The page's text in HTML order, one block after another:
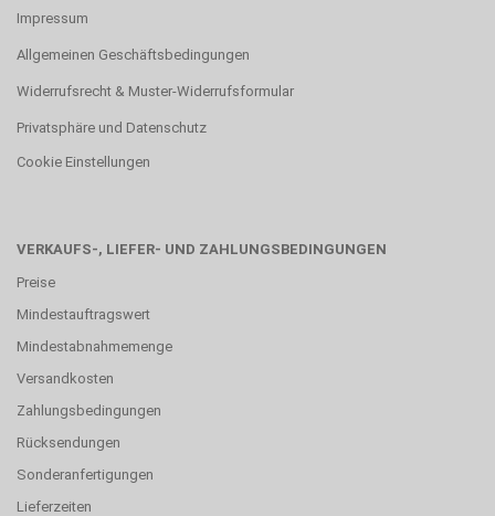
Impressum
Allgemeinen Geschäftsbedingungen
Widerrufsrecht & Muster-Widerrufsformular
Privatsphäre und Datenschutz
Cookie Einstellungen
VERKAUFS-, LIEFER- UND ZAHLUNGSBEDINGUNGEN
Preise
Mindestauftragswert
Mindestabnahmemenge
Versandkosten
Zahlungsbedingungen
Rücksendungen
Sonderanfertigungen
Lieferzeiten